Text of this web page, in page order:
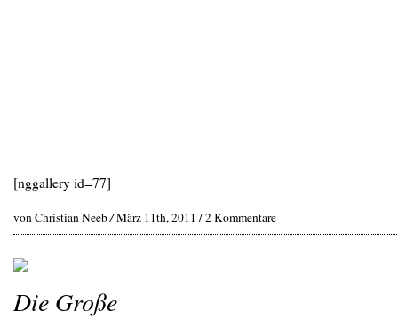
[nggallery id=77]
von Christian Neeb/März 11th, 2011 /2 Kommentare
Die Große